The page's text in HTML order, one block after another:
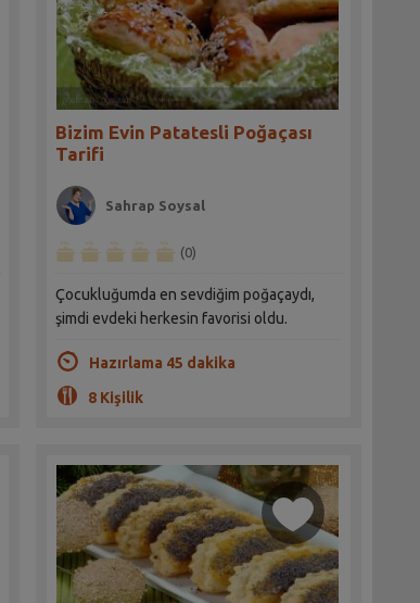
Bizim Evin Patatesli Poğaçası
Tarifi
Sahrap Soysal
(0)
Çocukluğumda en sevdiğim poğaçaydı,
şimdi evdeki herkesin favorisi oldu.
Hazırlama 45 dakika
8 Kişilik